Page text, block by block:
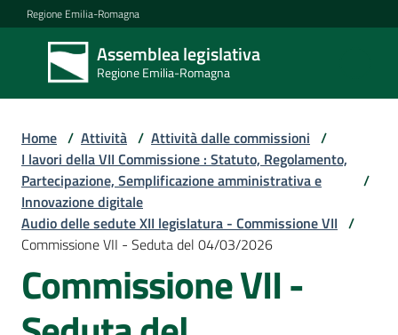
Vai al contenuto
Vai alla navigazione
Vai al footer
Regione Emilia-Romagna
Assemblea legislativa
Regione Emilia-Romagna
Assemblea
legislativa
Regione Emilia-
Assemblea
Home / Attività / Attività dalle commissioni /
I lavori della VII Commissione : Statuto, Regolamento,
Partecipazione, Semplificazione amministrativa e
Innovazione digitale
/
Audio delle sedute XII legislatura - Commissione VII /
Commissione VII - Seduta del 04/03/2026
Commissione VII -